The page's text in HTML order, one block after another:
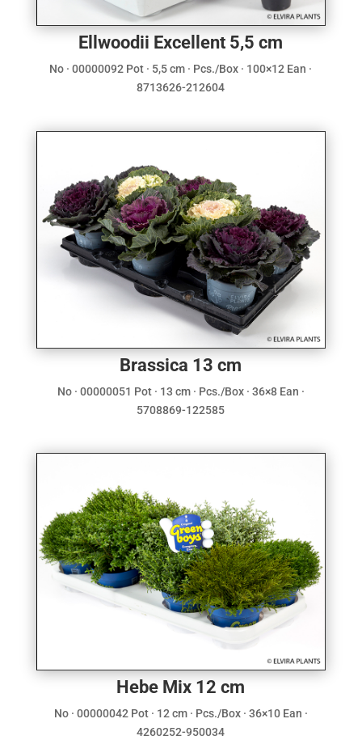
Ellwoodii Excellent 5,5 cm
No · 00000092 Pot · 5,5 cm · Pcs./Box · 100×12 Ean ·
8713626-212604
Brassica 13 cm
No · 00000051 Pot · 13 cm · Pcs./Box · 36×8 Ean ·
5708869-122585
Hebe Mix 12 cm
No · 00000042 Pot · 12 cm · Pcs./Box · 36×10 Ean ·
4260252-950034